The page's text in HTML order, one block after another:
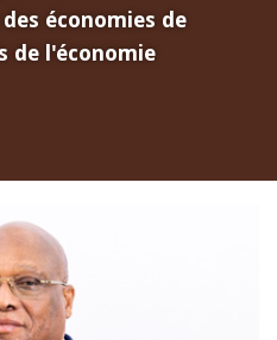
économies de
de l'économie